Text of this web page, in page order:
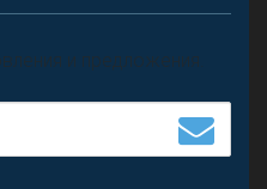
и предложения.